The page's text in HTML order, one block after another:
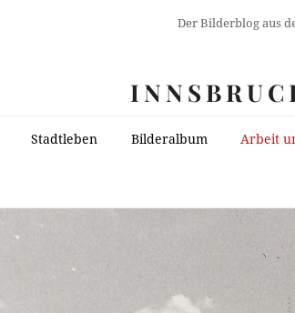
Der Bilderblog aus
Stadtleben Bilderalbum Arbeit